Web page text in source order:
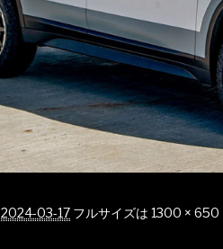
2024-03-17 フルサイズは 1300 × 650